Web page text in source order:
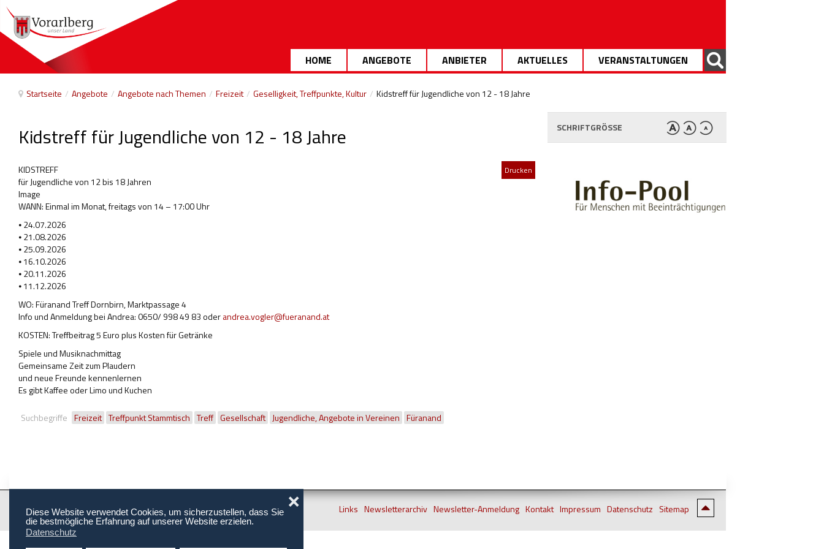
Diese Website verwendet Cookies, um sicherzustellen, dass Sie
die bestmögliche Erfahrung auf unserer Website erzielen.
Datenschutz
❌
HOME ANGEBOTE ANBIETER AKTUELLES VERANSTALTUNGEN
Startseite / Angebote / Angebote nach Themen / Freizeit / Geselligkeit, Treffpunkte, Kultur / Kidstreff für Jugendliche von 12 - 18 Jahre
Kidstreff für Jugendliche von 12 - 18 Jahre
Drucken
KIDSTREFF
für Jugendliche von 12 bis 18 Jahren
Image
WANN: Einmal im Monat, freitags von 14 – 17:00 Uhr
⦁ 24.07.2026
⦁ 21.08.2026
⦁ 25.09.2026
⦁ 16.10.2026
⦁ 20.11.2026
⦁ 11.12.2026
WO: Füranand Treff Dornbirn, Marktpassage 4
Info und Anmeldung bei Andrea: 0650/ 998 49 83 oderandrea.vogler@fueranand.at
KOSTEN: Treffbeitrag 5 Euro plus Kosten für Getränke
Spiele und Musiknachmittag
Gemeinsame Zeit zum Plaudern
und neue Freunde kennenlernen
Es gibt Kaffee oder Limo und Kuchen
Suchbegriffe Freizeit Treffpunkt Stammtisch Treff Gesellschaft Jugendliche, Angebote in Vereinen Füranand
SCHRIFTGRÖSSE
Copyright © 2026 Behinderung Vorarlberg | Webagentur: EDBS Links Newsletterarchiv Newsletter-Anmeldung Kontakt Impressum Datenschutz Sitemap